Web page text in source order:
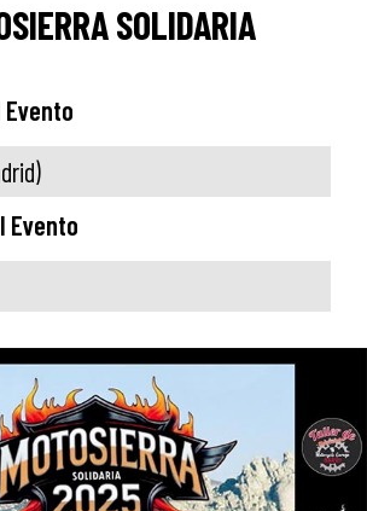
SOLIDARIA
Evento